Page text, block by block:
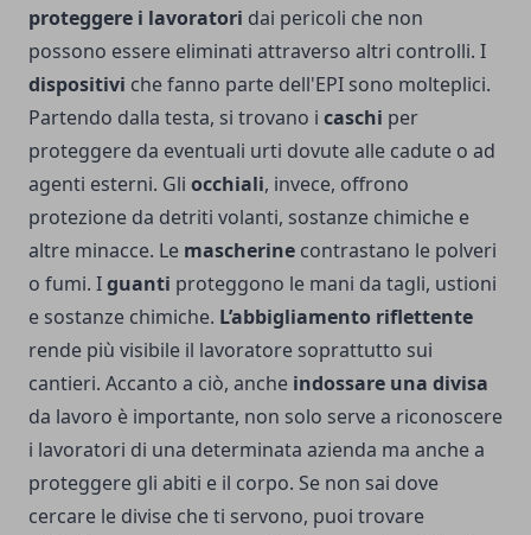
proteggere i lavoratori dai pericoli che non
possono essere eliminati attraverso altri controlli. I
dispositivi che fanno parte dell'EPI sono molteplici.
Partendo dalla testa, si trovano i caschi per
proteggere da eventuali urti dovute alle cadute o ad
agenti esterni. Gli occhiali, invece, offrono
protezione da detriti volanti, sostanze chimiche e
altre minacce. Le mascherine contrastano le polveri
o fumi. Iguanti proteggono le mani da tagli, ustioni
e sostanze chimiche. L’abbigliamento riflettente
rende più visibile il lavoratore soprattutto sui
cantieri. Accanto a ciò, anche indossare una divisa
da lavoro è importante, non solo serve a riconoscere
i lavoratori di una determinata azienda ma anche a
proteggere gli abiti e il corpo. Se non sai dove
cercare le divise che ti servono, puoi trovare